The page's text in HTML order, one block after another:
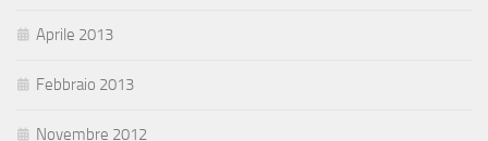
Aprile 2013
Febbraio 2013
Novembre 2012